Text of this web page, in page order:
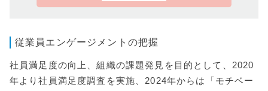
従業員エンゲージメントの把握
社員満足度の向上、組織の課題発見を目的として、2020
年より社員満足度調査を実施、2024年からは「モチベー